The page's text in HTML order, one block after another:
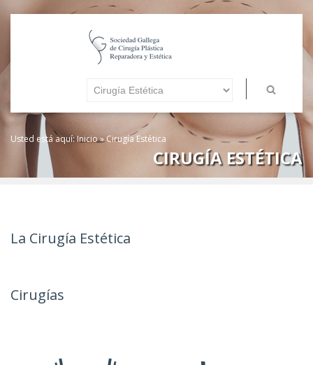
Usted está aquí:Inicio»Cirugía Estética
CIRUGÍA ESTÉTICA
La Cirugía Estética
Cirugías